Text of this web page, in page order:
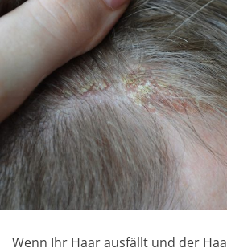
Wenn Ihr Haar ausfällt und der